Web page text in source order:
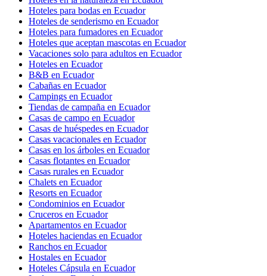
Hoteles para bodas en Ecuador
Hoteles de senderismo en Ecuador
Hoteles para fumadores en Ecuador
Hoteles que aceptan mascotas en Ecuador
Vacaciones solo para adultos en Ecuador
Hoteles en Ecuador
B&B en Ecuador
Cabañas en Ecuador
Campings en Ecuador
Tiendas de campaña en Ecuador
Casas de campo en Ecuador
Casas de huéspedes en Ecuador
Casas vacacionales en Ecuador
Casas en los árboles en Ecuador
Casas flotantes en Ecuador
Casas rurales en Ecuador
Chalets en Ecuador
Resorts en Ecuador
Condominios en Ecuador
Cruceros en Ecuador
Apartamentos en Ecuador
Hoteles haciendas en Ecuador
Ranchos en Ecuador
Hostales en Ecuador
Hoteles Cápsula en Ecuador